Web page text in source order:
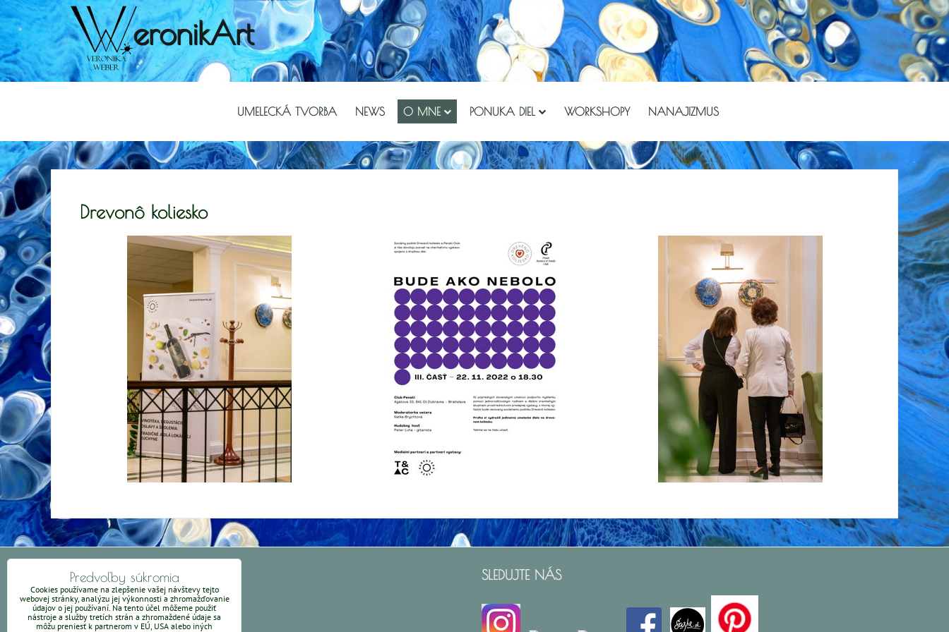
eronikArt
UMELECKÁ TVORBA NEWS O MNE PONUKA DIEL WORKSHOPY NANAJIZMUS
Drevonô koliesko
KONTAKT
vewe@weronikart.sk- kontakt
SLEDUJTE NÁS
Predvoľby súkromia
Cookies používame na zlepšenie vašej návštevy tejto
webovej stránky, analýzu jej výkonnosti a zhromažďovanie
údajov o jej používaní. Na tento účel môžeme použiť
nástroje a služby tretích strán a zhromaždené údaje sa
môžu preniesť k partnerom v EÚ, USA alebo iných